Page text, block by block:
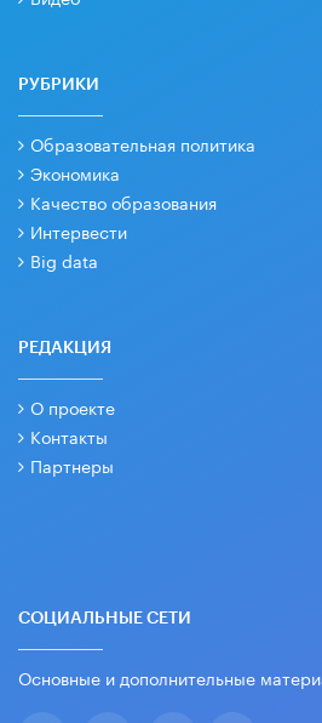
РУБРИКИ
Образовательная политика
Экономика
Качество образования
Интервести
Big data
РЕДАКЦИЯ
О проекте
Контакты
Партнеры
СОЦИАЛЬНЫЕ СЕТИ
Основные и дополнительные